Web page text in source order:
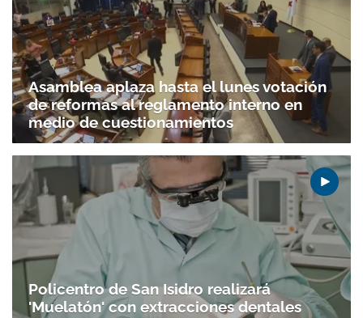
Asamblea aplaza hasta el lunes votación
de reformas al reglamento interno en
medio de cuestionamientos
Policentro de San Isidro realizará
'Muelatón' con extracciones dentales